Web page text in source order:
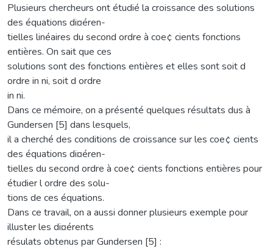
Plusieurs chercheurs ont étudié la croissance des solutions
des équations di¤éren-
tielles linéaires du second ordre à coe¢ cients fonctions
entières. On sait que ces
solutions sont des fonctions entières et elles sont soit d
ordre in ni, soit d ordre
in ni.
Dans ce mémoire, on a présenté quelques résultats dus à
Gundersen [5] dans lesquels,
il a cherché des conditions de croissance sur les coe¢ cients
des équations di¤éren-
tielles du second ordre à coe¢ cients fonctions entières pour
étudier l ordre des solu-
tions de ces équations.
Dans ce travail, on a aussi donner plusieurs exemple pour
illuster les di¤érents
résulats obtenus par Gundersen [5] :